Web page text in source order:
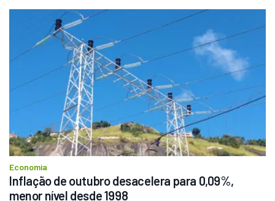
Economia
Inflação de outubro desacelera para 0,09%,
menor nível desde 1998